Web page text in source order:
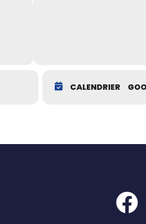
CALENDRIER